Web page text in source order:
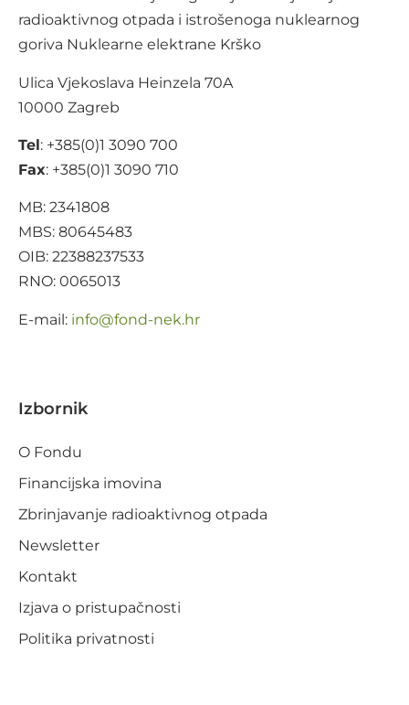
radioaktivnog otpada i istrošenoga nuklearnog
goriva Nuklearne elektrane Krško
Ulica Vjekoslava Heinzela 70A
10000 Zagreb
Tel: +385(0)1 3090 700
Fax: +385(0)1 3090 710
MB: 2341808
MBS: 80645483
OIB: 22388237533
RNO: 0065013
E-mail: rh.ken-dnof
@ofni
Izbornik
O Fondu
Financijska imovina
Zbrinjavanje radioaktivnog otpada
Newsletter
Kontakt
Izjava o pristupačnosti
Politika privatnosti